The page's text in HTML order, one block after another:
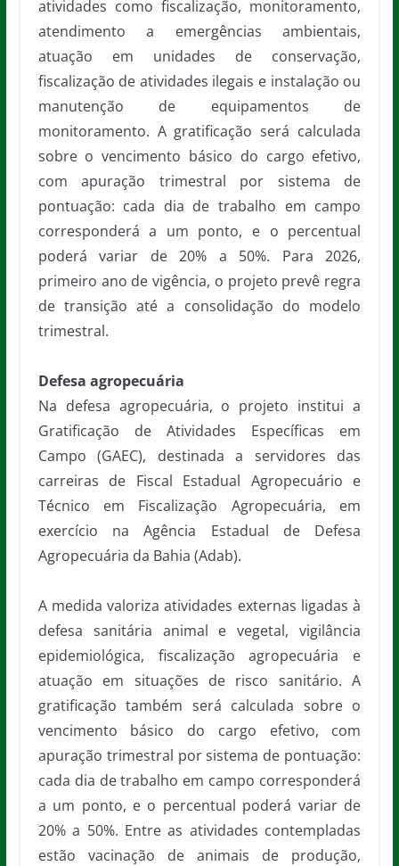
atividades como fiscalização, monitoramento,
atendimento a emergências ambientais,
atuação em unidades de conservação,
fiscalização de atividades ilegais e instalação ou
manutenção de equipamentos de
monitoramento. A gratificação será calculada
sobre o vencimento básico do cargo efetivo,
com apuração trimestral por sistema de
pontuação: cada dia de trabalho em campo
corresponderá a um ponto, e o percentual
poderá variar de 20% a 50%. Para 2026,
primeiro ano de vigência, o projeto prevê regra
de transição até a consolidação do modelo
trimestral.
Defesa agropecuária
Na defesa agropecuária, o projeto institui a
Gratificação de Atividades Específicas em
Campo (GAEC), destinada a servidores das
carreiras de Fiscal Estadual Agropecuário e
Técnico em Fiscalização Agropecuária, em
exercício na Agência Estadual de Defesa
Agropecuária da Bahia (Adab).
A medida valoriza atividades externas ligadas à
defesa sanitária animal e vegetal, vigilância
epidemiológica, fiscalização agropecuária e
atuação em situações de risco sanitário. A
gratificação também será calculada sobre o
vencimento básico do cargo efetivo, com
apuração trimestral por sistema de pontuação:
cada dia de trabalho em campo corresponderá
a um ponto, e o percentual poderá variar de
20% a 50%. Entre as atividades contempladas
estão vacinação de animais de produção,